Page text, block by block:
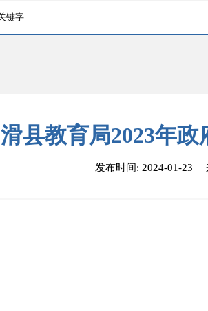
滑县教育局2023年
发布时间: 2024-01-23